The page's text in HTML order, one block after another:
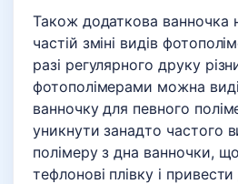
Також додаткова ванночка
частій зміні видів
разі регулярного друку
фотополімерами можна
ванночку для певного
уникнути занадто частого
полімеру з дна ванночки,
тефлонові плівку і